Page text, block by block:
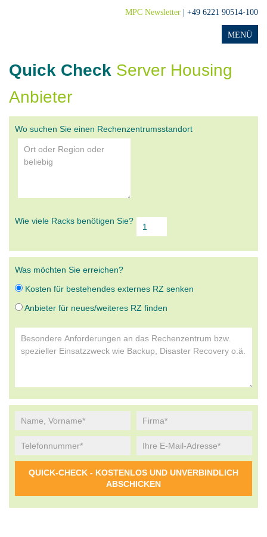
MPC Newsletter | +49 6221 90514-100
Quick Check Server Housing
Anbieter
Wo suchen Sie einen Rechenzentrumsstandort
Wie viele Racks benötigen Sie?
Was möchten Sie erreichen?
Kosten für bestehendes externes RZ senken
Anbieter für neues/weiteres RZ finden